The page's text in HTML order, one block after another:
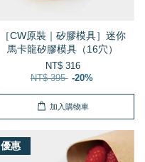
［CW原裝｜矽膠模具］迷你
馬卡龍矽膠模具（16穴）
NT$ 316
NT$ 395 -20%
加入購物車
優惠